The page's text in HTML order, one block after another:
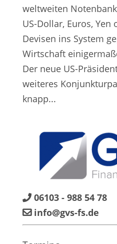
weltweiten
US-Dollar, Euros, Yen
Devisen ins System
Wirtschaft
Der neue US-
weiteres
knapp...
06103 - 988 54 78
info@gvs-fs.de